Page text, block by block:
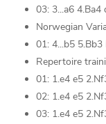
03: 3...a6
Norwegian
01: 4...b5
Repertoire
01: 1.e4 e5
02: 1.e4 e5
03: 1.e4 e5